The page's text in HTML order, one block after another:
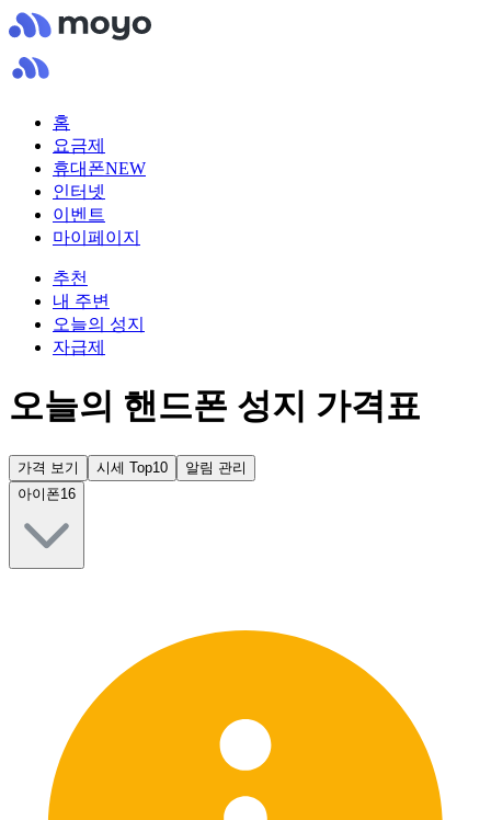
홈
요금제
휴대폰NEW
인터넷
이벤트
마이페이지
추천
내 주변
오늘의 성지
자급제
오늘의 핸드폰 성지 가격표
가격 보기 시세 Top10
알림 관리
아이폰16